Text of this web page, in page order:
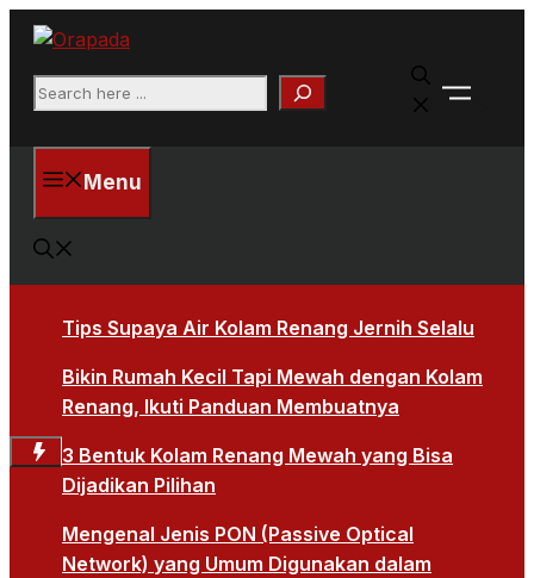
Langsung
Search
X
Menu
Tips Supaya Air Kolam Renang Jernih Selalu
Bikin Rumah Kecil Tapi Mewah dengan Kolam
Renang, Ikuti Panduan Membuatnya
3 Bentuk Kolam Renang Mewah yang Bisa
Dijadikan Pilihan
Mengenal Jenis PON (Passive Optical
Network) yang Umum Digunakan dalam